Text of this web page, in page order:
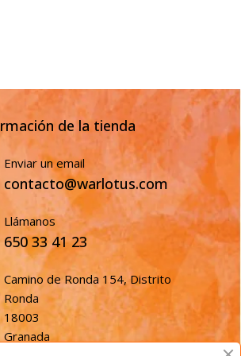
de la tienda
Enviar un email
contacto@warlotus.com
Llámanos
650 33 41 23
Camino de Ronda 154, Distrito
Ronda
18003
Granada